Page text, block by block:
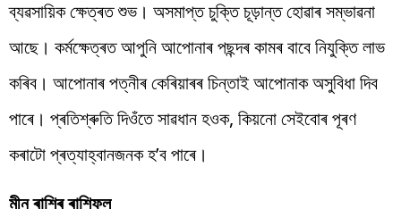
ব্যৱসায়িক ক্ষেত্ৰত শুভ। অসমাপ্ত চুক্তি চূড়ান্ত হোৱাৰ সম্ভাৱনা
আছে। কৰ্মক্ষেত্ৰত আপুনি আপোনাৰ পছন্দৰ কামৰ বাবে নিযুক্তি লাভ
কৰিব। আপোনাৰ পত্নীৰ কেৰিয়াৰৰ চিন্তাই আপোনাক অসুবিধা দিব
পাৰে। প্ৰতিশ্ৰুতি দিওঁতে সাৱধান হওক, কিয়নো সেইবোৰ পূৰণ
কৰাটো প্ৰত্যাহ্বানজনক হ’ব পাৰে।
মীন ৰাশিৰ ৰাশিফল